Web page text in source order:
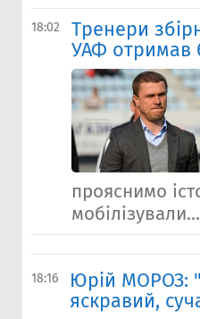
18:02
Тренери
УАФ отримав
прояснимо
мобілізували...
18:16
Юрій МОРОЗ:
яскравий,